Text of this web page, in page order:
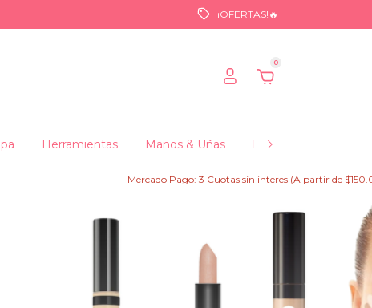
¡OFERTAS!🔥
0
Herramientas Manos & Uñas Maquillajes
Mercado Pago: 3 Cuotas sin interes (A partir de $150.000) y